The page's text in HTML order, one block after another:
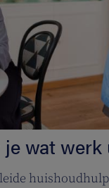
wat werk